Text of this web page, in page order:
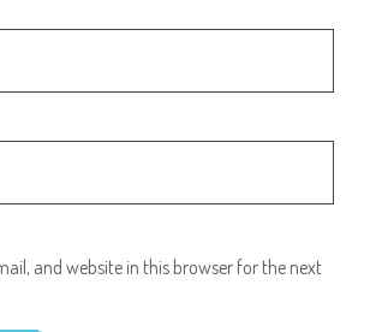
and website in this browser for the next